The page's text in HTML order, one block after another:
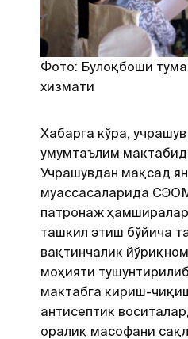
Фото: Булоқбоши
хизмати
Хабарга кўра,
умумтаълим
Учрашувдан мақсад
муассасаларида
патронаж
ташкил этиш бўйича
вақтинчалик
моҳияти
мактабга кириш-
антисептик
оралиқ масофани